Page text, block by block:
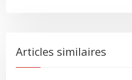
Articles similaires